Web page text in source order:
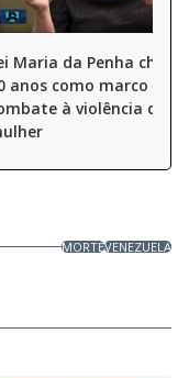
Maria da Penha chega
anos como marco no
à violência
MORTEVENEZUELA